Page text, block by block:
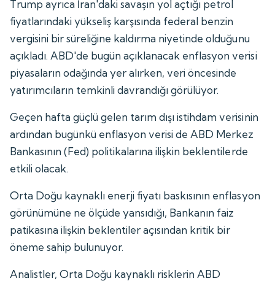
Trump ayrıca İran'daki savaşın yol açtığı petrol
fiyatlarındaki yükseliş karşısında federal benzin
vergisini bir süreliğine kaldırma niyetinde olduğunu
açıkladı. ABD'de bugün açıklanacak enflasyon verisi
piyasaların odağında yer alırken, veri öncesinde
yatırımcıların temkinli davrandığı görülüyor.
Geçen hafta güçlü gelen tarım dışı istihdam verisinin
ardından bugünkü enflasyon verisi de ABD Merkez
Bankasının (Fed) politikalarına ilişkin beklentilerde
etkili olacak.
Orta Doğu kaynaklı enerji fiyatı baskısının enflasyon
görünümüne ne ölçüde yansıdığı, Bankanın faiz
patikasına ilişkin beklentiler açısından kritik bir
öneme sahip bulunuyor.
Analistler, Orta Doğu kaynaklı risklerin ABD